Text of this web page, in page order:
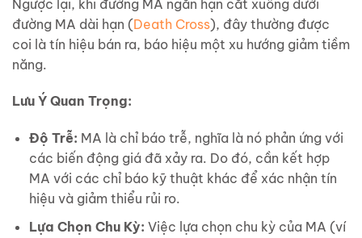
Ngược lại, khi đường MA ngắn hạn cắt xuống dưới
đường MA dài hạn (Death Cross), đây thường được
coi là tín hiệu bán ra, báo hiệu một xu hướng giảm tiềm
năng.
Lưu Ý Quan Trọng:
Độ Trễ: MA là chỉ báo trễ, nghĩa là nó phản ứng với
các biến động giá đã xảy ra. Do đó, cần kết hợp
MA với các chỉ báo kỹ thuật khác để xác nhận tín
hiệu và giảm thiểu rủi ro.
Lựa Chọn Chu Kỳ: Việc lựa chọn chu kỳ của MA (ví